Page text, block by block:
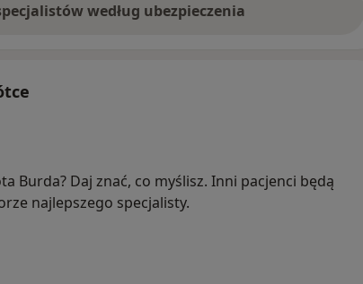
według ubezpieczenia
Burda? Daj znać, co myślisz. Inni pacjenci będą
najlepszego specjalisty.